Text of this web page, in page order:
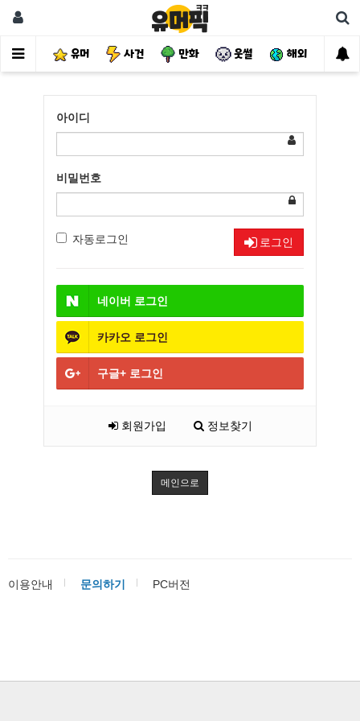
유머 사건 만화 웃썰 해외 핫
아이디
비밀번호
자동로그인 로그인
네이버 로그인
카카오 로그인
구글+ 로그인
회원가입 정보찾기
메인으로
이용안내 문의하기 PC버전